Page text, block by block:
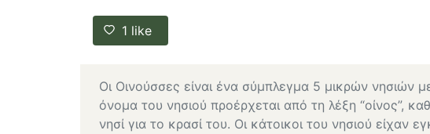
1 like
Οι Οινούσσες είναι ένα σύμπλεγμα 5 μικρών νησιών
όνομα του νησιού προέρχεται από τη λέξη “οίνος”,
νησί για το κρασί του. Οι κάτοικοι του νησιού είχαν